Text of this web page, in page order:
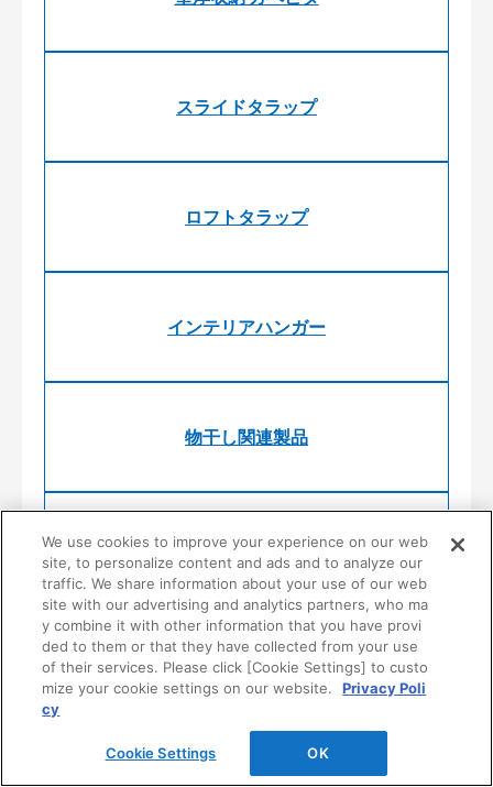
スライドタラップ
ロフトタラップ
インテリアハンガー
物干し関連製品
スタイリッシュファニチャー
システム収納
公共・商業施設向け収納
We use cookies to improve your experience on our web
site, to personalize content and ads and to analyze our
traffic. We share information about your use of our web
site with our advertising and analytics partners, who ma
y combine it with other information that you have provi
ded to them or that they have collected from your use
of their services. Please click [Cookie Settings] to custo
mize your cookie settings on our website.
Privacy Poli
cy
Cookie Settings OK